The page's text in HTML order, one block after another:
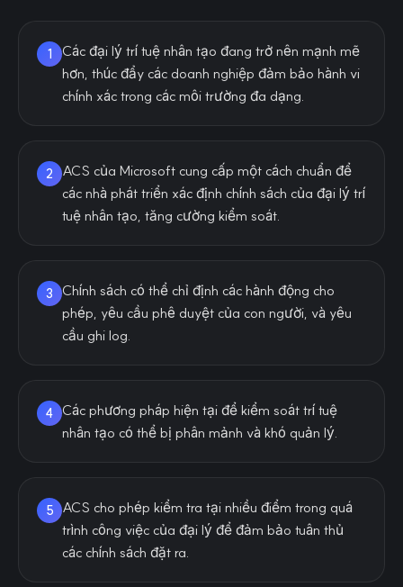
1
Các đại lý trí tuệ nhân tạo đang trở nên mạnh mẽ
hơn, thúc đẩy các doanh nghiệp đảm bảo hành vi
chính xác trong các môi trường đa dạng.
2
ACS của Microsoft cung cấp một cách chuẩn để
các nhà phát triển xác định chính sách của đại lý trí
tuệ nhân tạo, tăng cường kiểm soát.
3
Chính sách có thể chỉ định các hành động cho
phép, yêu cầu phê duyệt của con người, và yêu
cầu ghi log.
4
Các phương pháp hiện tại để kiểm soát trí tuệ
nhân tạo có thể bị phân mảnh và khó quản lý.
5
ACS cho phép kiểm tra tại nhiều điểm trong quá
trình công việc của đại lý để đảm bảo tuân thủ
các chính sách đặt ra.